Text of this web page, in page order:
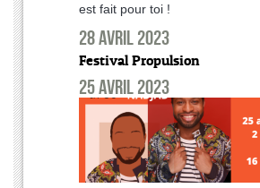
est fait pour toi !
28 avril 2023
Festival Propulsion
25 avril 2023